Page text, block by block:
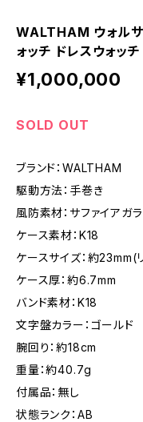
WALTHAM ウォル
ォッチ ドレスウォッ
¥1,000,000
SOLD OUT
ブランド：WALTHAM
駆動方法：手巻き
風防素材：サファイアガ
ケース素材：K18
ケースサイズ：約23mm(
ケース厚：約6.7mm
バンド素材：K18
文字盤カラー：ゴールド
腕回り：約18cm
重量：約40.7g
付属品：無し
状態ランク：AB